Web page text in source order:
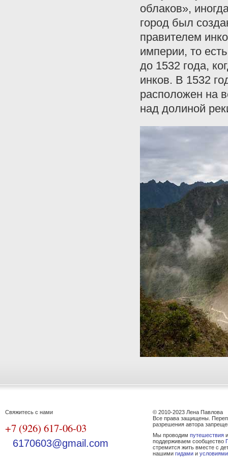
облаков»,
город был
правителем
империи, то
до 1532 года,
инков. В 1532
расположен на
над долиной
Свяжитесь с нами
+7 (926) 617-06-03
6170603@gmail.com
© 2010-2023 Лена Павлова
Все права защищены.
разрешения автора
Мы проводим путешествия
поддерживаем сообщество
стремится жить вместе с
нашими гидами и условиями